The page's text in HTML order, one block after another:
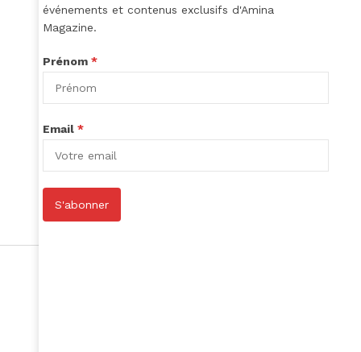
événements et contenus exclusifs d'Amina
Magazine.
Prénom *
Email *
S'abonner